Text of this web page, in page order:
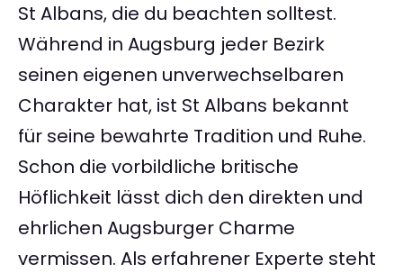
St Albans, die du beachten solltest.
Während in Augsburg jeder Bezirk
seinen eigenen unverwechselbaren
Charakter hat, ist St Albans bekannt
für seine bewahrte Tradition und Ruhe.
Schon die vorbildliche britische
Höflichkeit lässt dich den direkten und
ehrlichen Augsburger Charme
vermissen. Als erfahrener Experte steht